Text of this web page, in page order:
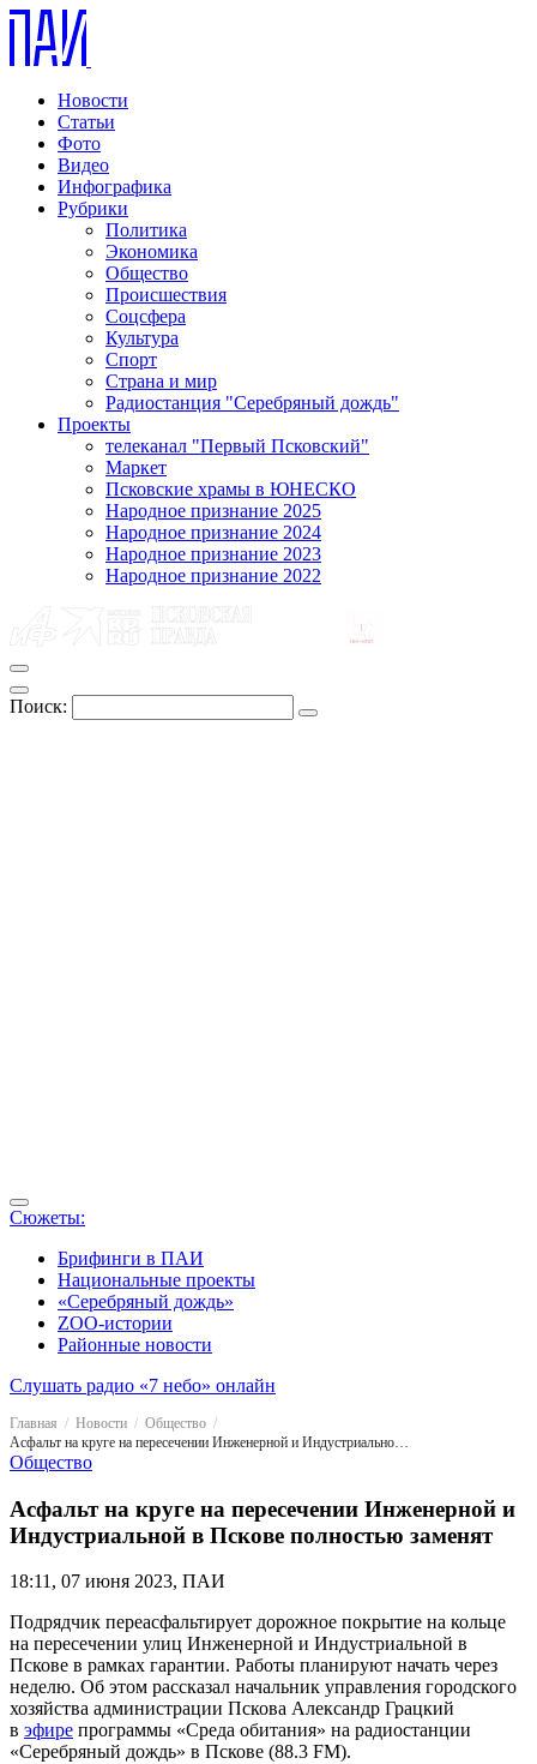
Новости
Статьи
Фото
Видео
Инфографика
Рубрики
Политика
Экономика
Общество
Происшествия
Соцсфера
Культура
Спорт
Страна и мир
Радиостанция "Серебряный дождь"
Проекты
телеканал "Первый Псковский"
Маркет
Псковские храмы в ЮНЕСКО
Народное признание 2025
Народное признание 2024
Народное признание 2023
Народное признание 2022
Поиск:
Сюжеты:
Брифинги в ПАИ
Национальные проекты
«Серебряный дождь»
ZOO-истории
Районные новости
Слушать радио «7 небо» онлайн
Главная Новости
Общество
Асфальт на круге на пересечении Инженерной и Индустриальной в Пскове полностью заменят
Общество
Асфальт на круге на пересечении Инженерной и
Индустриальной в Пскове полностью заменят
18:11, 07 июня 2023, ПАИ
Подрядчик переасфальтирует дорожное покрытие на кольце
на пересечении улиц Инженерной и Индустриальной в
Пскове в рамках гарантии. Работы планируют начать через
неделю. Об этом рассказал начальник управления городского
хозяйства администрации Пскова Александр Грацкий
в эфире программы «Среда обитания» на радиостанции
«Серебряный дождь» в Пскове (88.3 FM).